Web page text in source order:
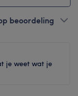
beoordeling
je weet wat je